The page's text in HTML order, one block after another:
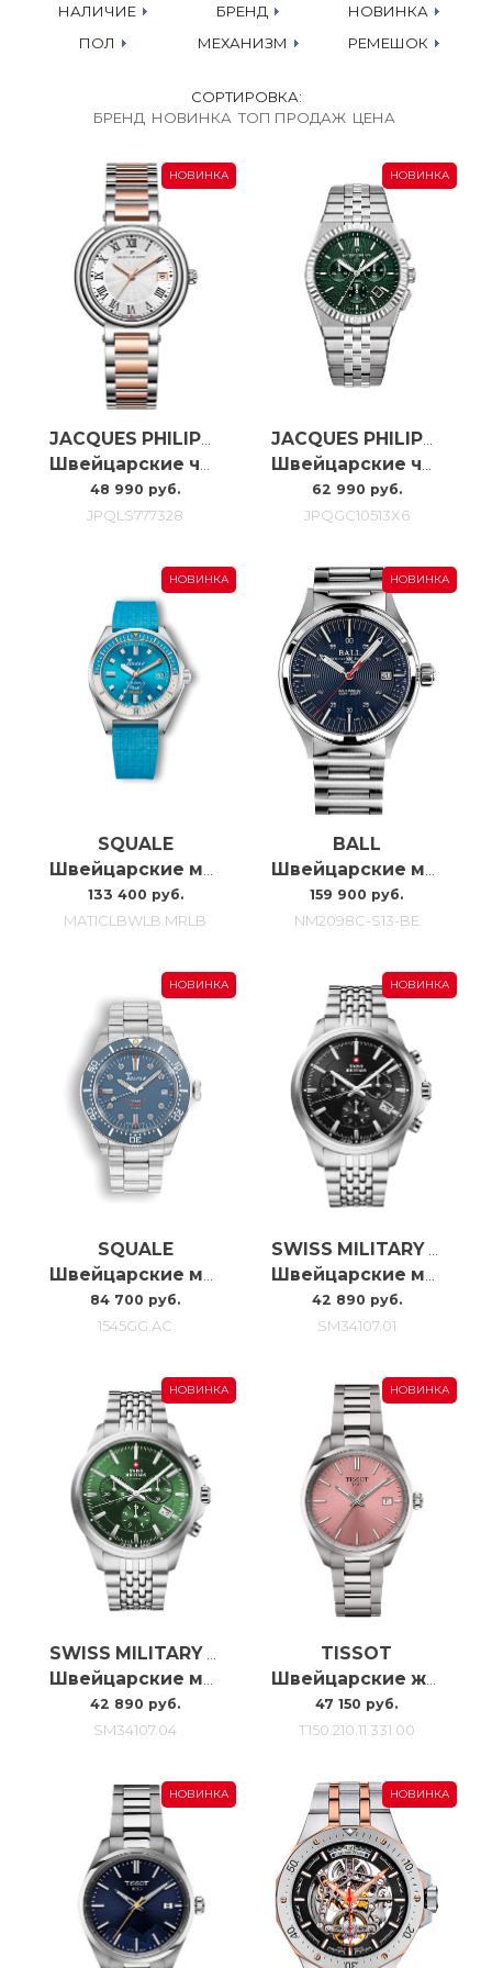
НАЛИЧИЕ БРЕНД
НОВИНКА
ПОЛ
МЕХАНИЗМ РЕМЕШОК
СОРТИРОВКА:
БРЕНД НОВИНКА ТОП ПРОДАЖ ЦЕНА
НОВИНКА
JACQUES PHILIPPE
Швейцарские часы Jacques Philippe Fabula JPQLS777328
48 990 руб.
JPQLS777328
НОВИНКА
JACQUES PHILIPPE
Швейцарские часы Jacques Philippe Virtus Chrono JPQGC10513X6
62 990 руб.
JPQGC10513X6
НОВИНКА
SQUALE
133 400 руб.
MATICLBWLB.MRLB
НОВИНКА
BALL
159 900 руб.
NM2098C-S13-BE
НОВИНКА
SQUALE
84 700 руб.
1545GG.AC
НОВИНКА
42 890 руб.
SM34107.01
НОВИНКА
SWISS MILITARY BY CHRONO
Швейцарские мужские наручные часы с хронографом Swiss Military SM34107.04
42 890 руб.
SM34107.04
НОВИНКА
TISSOT
Швейцарские женские наручные часы Tissot Pr100 34mm T150.210.11.331.00
47 150 руб.
T150.210.11.331.00
НОВИНКА НОВИНКА